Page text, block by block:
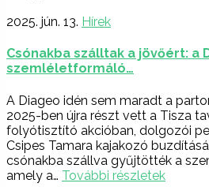
2025. jún. 13. Hírek
Csónakba szálltak a jövőért: a
szemléletformáló…
A Diageo idén sem maradt a
2025-ben újra részt vett a Tisza
folyótisztító akcióban, dolgozói
Csipes Tamara kajakozó
csónakba szállva gyűjtötték a
amely a… További részletek